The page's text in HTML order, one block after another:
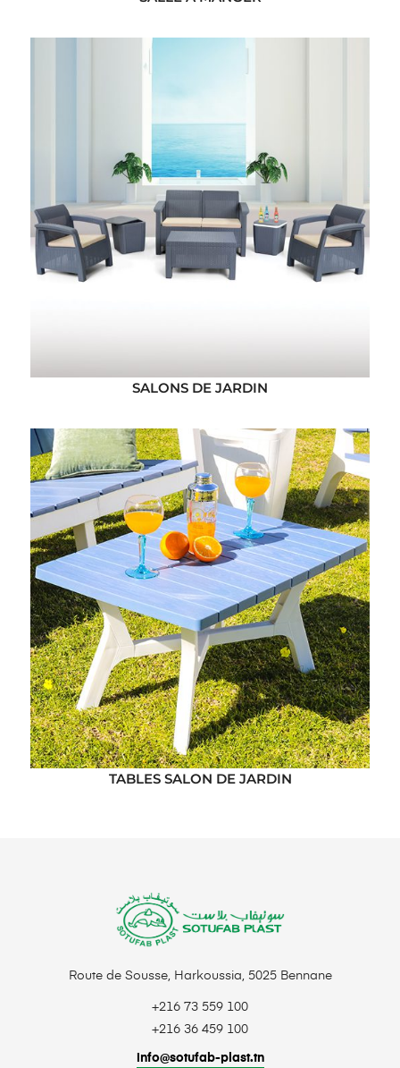
SALONS DE JARDIN
TABLES SALON DE JARDIN
Route de Sousse, Harkoussia, 5025 Bennane
+216 73 559 100
+216 36 459 100
info@sotufab-plast.tn